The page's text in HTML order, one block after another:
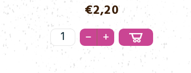
€2,20
Classic
Menge
– +